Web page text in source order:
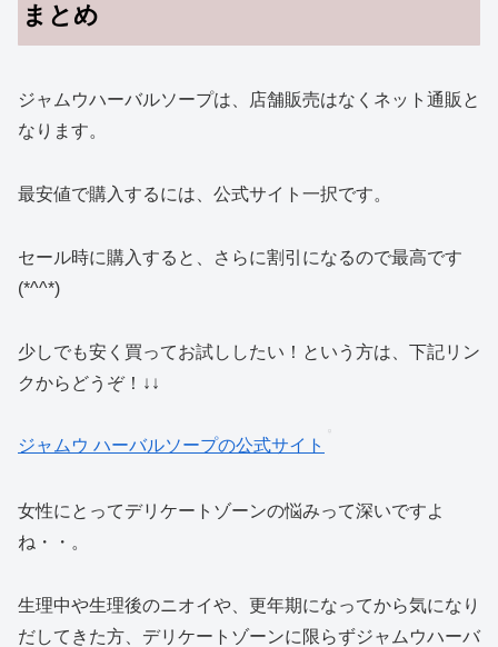
まとめ
ジャムウハーバルソープは、店舗販売はなくネット通販と
なります。
最安値で購入するには、公式サイト一択です。
セール時に購入すると、さらに割引になるので最高です
(*^^*)
少しでも安く買ってお試ししたい！という方は、下記リン
クからどうぞ！↓↓
ジャムウ ハーバルソープの公式サイト
女性にとってデリケートゾーンの悩みって深いですよ
ね・・。
生理中や生理後のニオイや、更年期になってから気になり
だしてきた方、デリケートゾーンに限らずジャムウハーバ